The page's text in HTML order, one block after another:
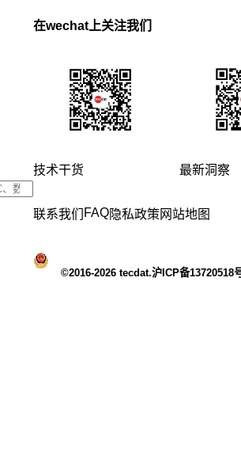
在wechat上关注我们
技术干货 最新洞察
联系我们 FAQ隐私政策 网站地图
©2016-2026 tecdat.沪ICP备13720518